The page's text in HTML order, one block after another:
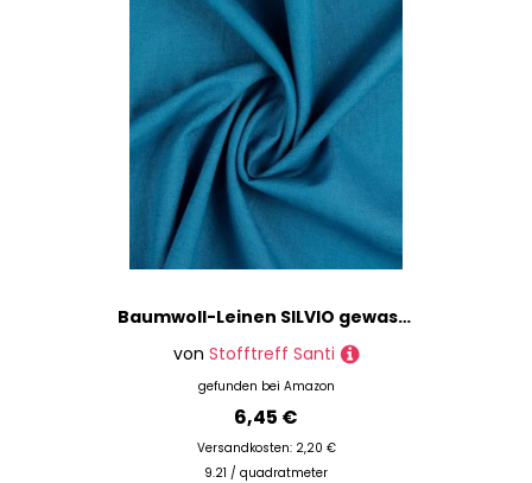
Baumwoll-Leinen SILVIO gewaschen 75% Leinen Öko-Tex Standard 100 Klasse 1 Qualität 50cm - Breite ca. 140cm Hosenstoff Bekleidungsstoff Meterware (Petrol)
von Stofftreff Santi
gefunden bei Amazon
6,45 €
Versandkosten: 2,20 €
9.21 / quadratmeter